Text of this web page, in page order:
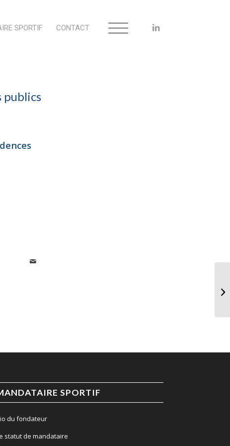
SPORTIF CONTACT
publics
SPORTIF
du fondateur
statut de mandataire